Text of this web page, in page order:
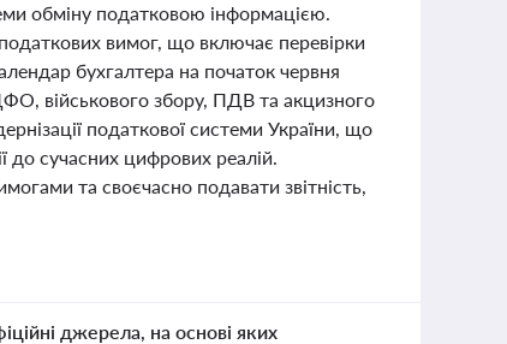
обміну податковою інформацією.
вимог, що включає перевірки
бухгалтера на початок червня
військового збору, ПДВ та акцизного
податкової системи України, що
до сучасних цифрових реалій.
та своєчасно подавати звітність,
джерела, на основі яких